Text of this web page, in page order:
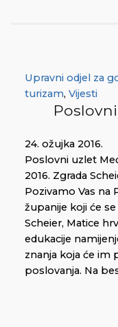
Upravni odjel za
turizam, Vijesti
24. ožujka 2016.
Poslovni uzlet
2016. Zgrada
Pozivamo Vas na
županije koji će se
Scheier, Matice
edukacije
znanja koja će
poslovanja. Na